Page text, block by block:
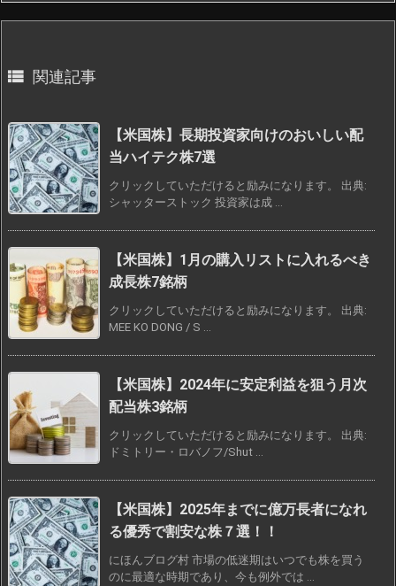
 関連記事
【米国株】長期投資家向けのおいしい配
当ハイテク株7選
クリックしていただけると励みになります。 出典:
シャッターストック 投資家は成 ...
【米国株】1月の購入リストに入れるべき
成長株7銘柄
クリックしていただけると励みになります。 出典:
MEE KO DONG / S ...
【米国株】2024年に安定利益を狙う月次
配当株3銘柄
クリックしていただけると励みになります。 出典:
ドミトリー・ロバノフ/Shut ...
【米国株】2025年までに億万長者になれ
る優秀で割安な株７選！！
にほんブログ村 市場の低迷期はいつでも株を買う
のに最適な時期であり、今も例外では ...